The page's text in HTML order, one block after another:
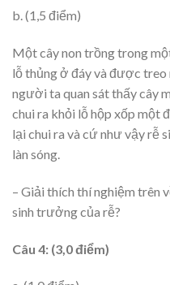
b. (1,5 điểm)
Một cây non trồng trong
lỗ thủng ở đáy và được treo
người ta quan sát thấy cây
chui ra khỏi lỗ hộp xốp một
lại chui ra và cứ như vậy rễ
làn sóng.
– Giải thích thí nghiệm trên
sinh trưởng của rễ?
Câu 4: (3,0 điểm)